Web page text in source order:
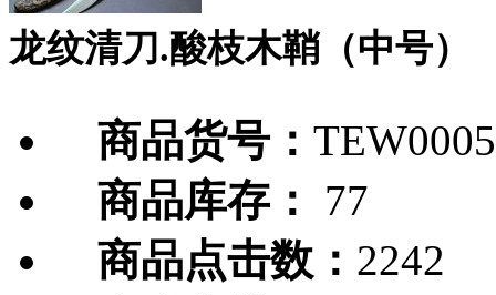
龙纹清刀.酸枝木鞘（中号）
商品货号：
商品库存：
77
商品点击数： 2242